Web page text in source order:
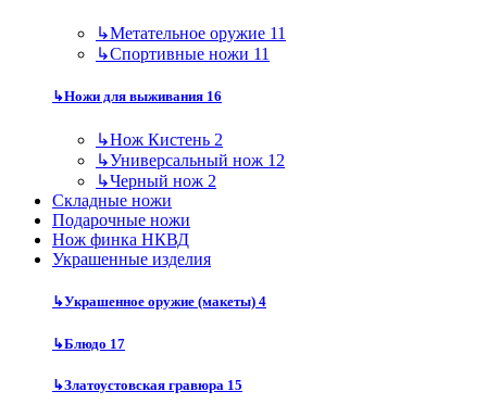
↳Метательное оружие 11
↳Спортивные ножи 11
↳Ножи для выживания 16
↳Нож Кистень 2
↳Универсальный нож 12
↳Черный нож 2
Складные ножи
Подарочные ножи
Нож финка НКВД
Украшенные изделия
↳Украшенное оружие (макеты) 4
↳Блюдо 17
↳Златоустовская гравюра 15